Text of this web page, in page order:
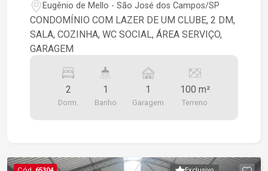
Eugênio de Mello - São José dos Campos/SP
CONDOMÍNIO COM LAZER DE UM CLUBE, 2 DM,
SALA, COZINHA, WC SOCIAL, ÁREA SERVIÇO,
GARAGEM
2
Dorm.
1
Banho
1
Garagem
100 m²
Terreno